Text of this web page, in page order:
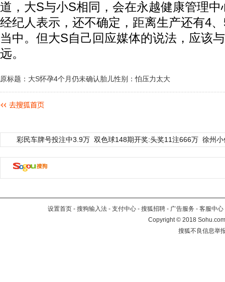
道，大S与小S相同，会在永越健康管理
经纪人表示，还不确定，距离生产还有4
当中。但大S自己回应媒体的说法，应该
远。
原标题：大S怀孕4个月仍未确认胎儿性别：怕压力太大
彩民车牌号投注中3.9万 双色球148期开奖:头奖11注666万 徐州
设置首页 - 搜狗输入法 - 支付中心 - 搜狐招聘 - 广告服务 - 客服中心
Copyright©2018
搜狐不良信息举